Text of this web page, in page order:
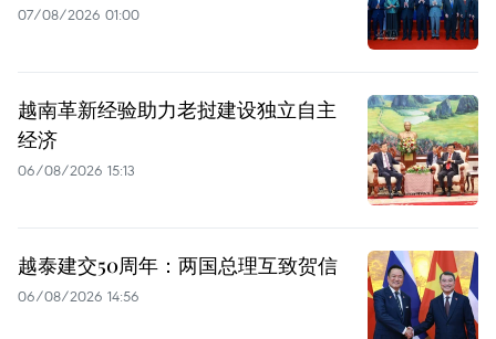
07/08/2026 01:00
越南革新经验助力老挝建设独立自主
经济
06/08/2026 15:13
越泰建交50周年：两国总理互致贺信
06/08/2026 14:56